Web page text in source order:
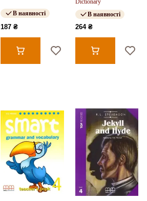
В наявності
187 ₴
Dictionary
В наявності
264 ₴